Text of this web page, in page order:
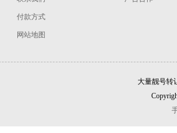
付款方式
网站地图
大量靓号转